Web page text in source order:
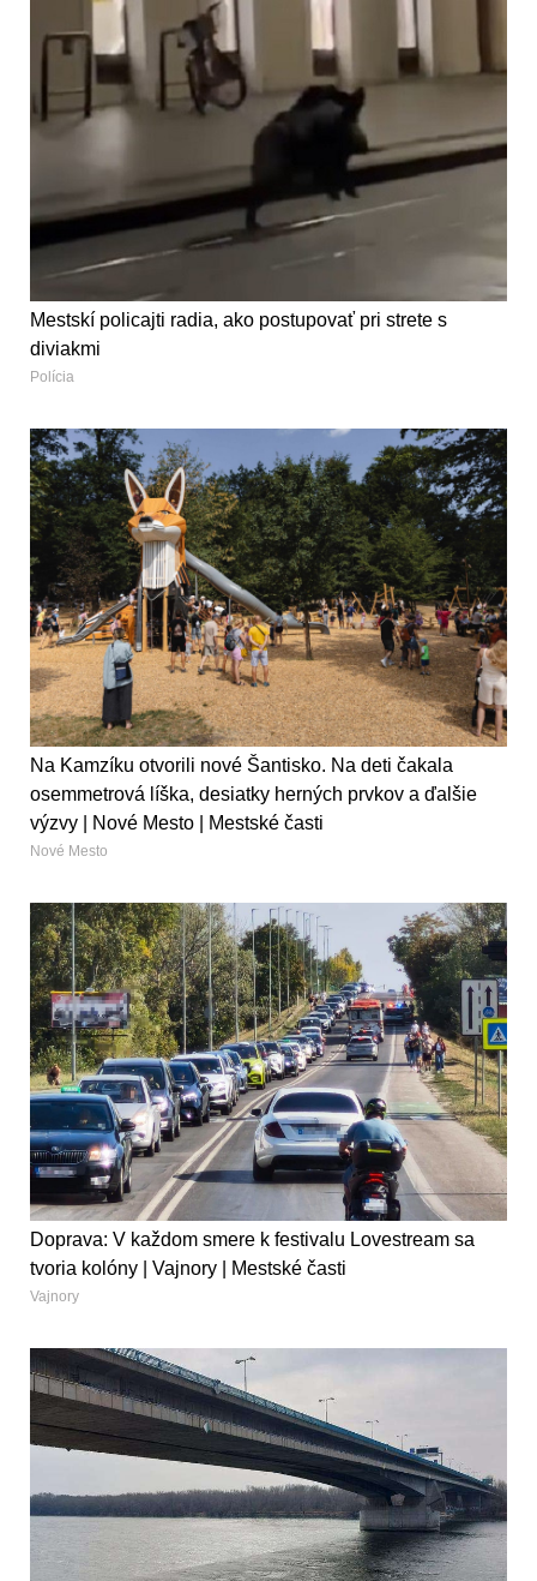
Mestskí policajti radia, ako postupovať pri strete s
diviakmi
Polícia
Na Kamzíku otvorili nové Šantisko. Na deti čakala
osemmetrová líška, desiatky herných prvkov a ďalšie
výzvy | Nové Mesto | Mestské časti
Nové Mesto
Doprava: V každom smere k festivalu Lovestream sa
tvoria kolóny | Vajnory | Mestské časti
Vajnory